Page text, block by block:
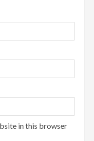
in this browser